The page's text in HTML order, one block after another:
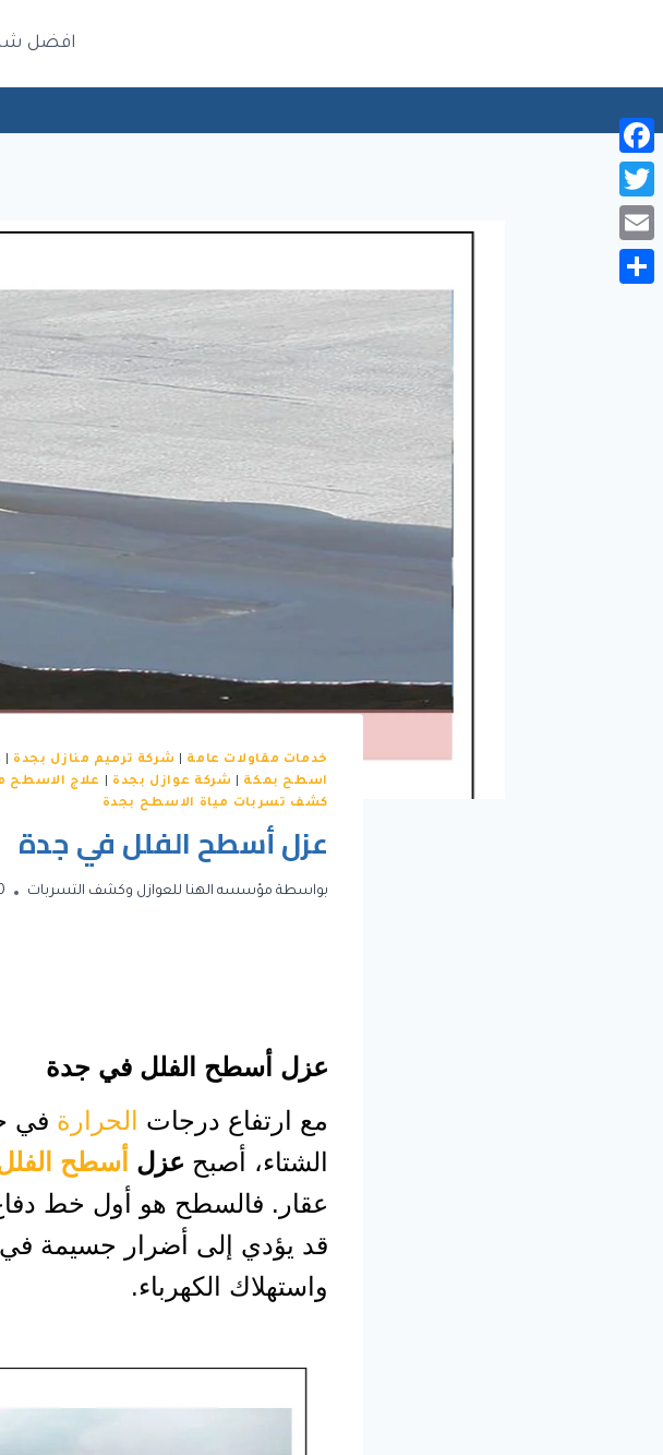
افضل
خدمات مقاولات عامة شركة ترميم منازل بجدة
اسطح بمكة
شركة عوازل بجدة علاج الاسطح
كشف تسربات مياة الاسطح بجدة
عزل أسطح الفلل في جدة
بواسطة مؤسسه الهنا للعوازل وكشف التسربات 20
عزل أسطح الفلل في جدة
مع ارتفاع درجات
الحرارة في
الشتاء، أصبح عزل أسطح
عقار. فالسطح هو أول خط
قد يؤدي إلى أضرار جسيمة في
واستهلاك الكهرباء.
Facebook
Twitter
Email